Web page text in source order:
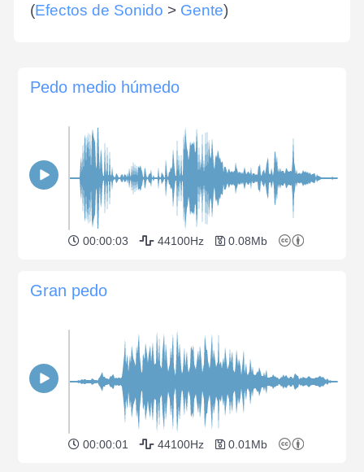
(Efectos de Sonido > Gente)
Pedo medio húmedo
00:00:03 44100Hz 0.08Mb
Gran pedo
00:00:01 44100Hz 0.01Mb